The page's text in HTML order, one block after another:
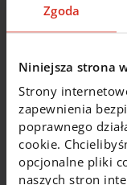
Zgoda
Niniejsza strona
Strony
zapewnienia
poprawnego
cookie.
opcjonalne pliki
naszych stron
Bankomaty i
Dla Klientów
Klienci
Poczty
wypłacać
Cash, a